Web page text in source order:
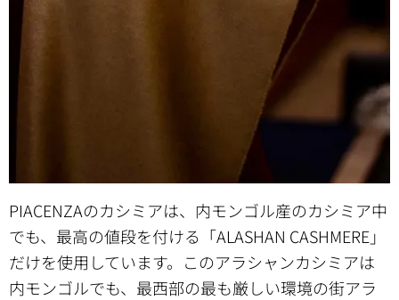
PIACENZAのカシミアは、内モンゴル産のカシミア中
でも、最高の値段を付ける「ALASHAN CASHMERE」
だけを使用しています。このアラシャンカシミアは
内モンゴルでも、最西部の最も厳しい環境の街アラ